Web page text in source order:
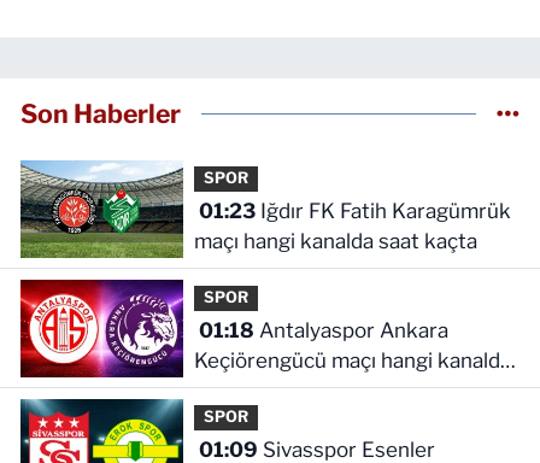
Son Haberler
SPOR
01:23Iğdır FK Fatih Karagümrük
maçı hangi kanalda saat kaçta
SPOR
01:18
Keçiörengücü maçı hangi kanalda
saat kaçta
SPOR
01:09